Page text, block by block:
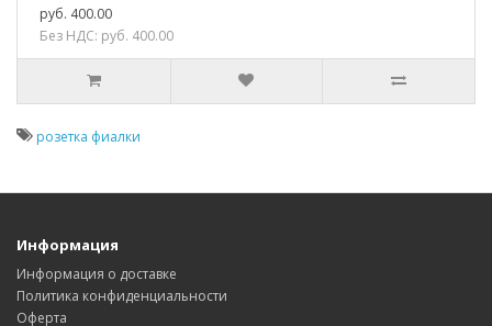
руб. 400.00
Без НДС: руб. 400.00
розетка фиалки
Информация
Информация о доставке
Политика конфиденциальности
Оферта